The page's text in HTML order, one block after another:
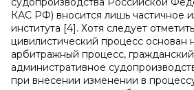
КАС РФ) вносится лишь частичное
института [4]. Хотя следует
цивилистический процесс основан
арбитражный процесс,
административное
при внесении изменении в